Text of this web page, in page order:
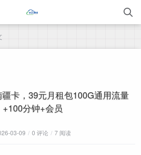
卡，39元月租包100G通用流量
+100分钟+会员
03-09 / 0 评论 / 7 阅读